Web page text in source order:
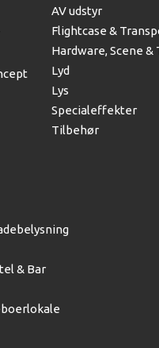
AV udstyr
Flightcase &
Hardware, Scene &
Lyd
Lys
Specialeffekter
Tilbehør
& Bar